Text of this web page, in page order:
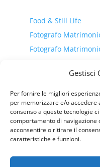
Gestisci
Per fornire le migliori
per memorizzare e/o accedere
consenso a queste tecnologie
comportamento di navigazione
acconsentire o ritirare il
caratteristiche e funzioni.
Food & Still Life
Fotografo
Fotografo
Festa 18 anni
Fitness and Wellness
Fashion and Beauty
Sports
Fotografo